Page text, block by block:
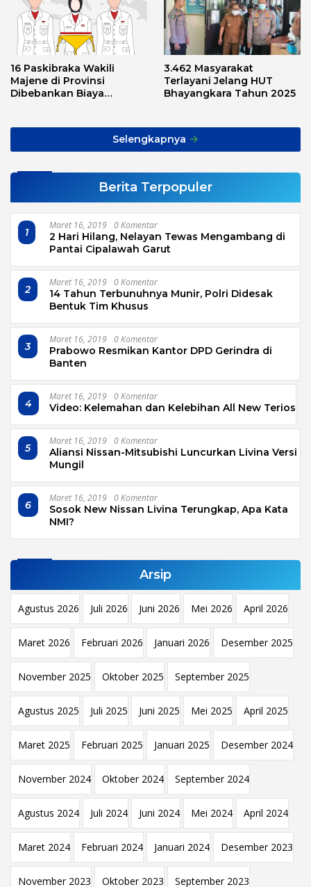
16 Paskibraka Wakili
Majene di Provinsi
Dibebankan Biaya
3.462 Masyarakat
Terlayani Jelang HUT
Bhayangkara Tahun 2025
Selengkapnya
Berita Terpopuler
1
Maret 16, 2019 0 Komentar
2 Hari Hilang, Nelayan Tewas Mengambang di
Pantai Cipalawah Garut
2
Maret 16, 2019 0 Komentar
14 Tahun Terbunuhnya Munir, Polri Didesak
Bentuk Tim Khusus
3
Maret 16, 2019 0 Komentar
Prabowo Resmikan Kantor DPD Gerindra di
Banten
4
Maret 16, 2019 0 Komentar
Video: Kelemahan dan Kelebihan All New Terios
5
Maret 16, 2019 0 Komentar
Aliansi Nissan-Mitsubishi Luncurkan Livina Versi
Mungil
6
Maret 16, 2019 0 Komentar
Sosok New Nissan Livina Terungkap, Apa Kata
NMI?
Arsip
Agustus 2026 Juli 2026 Juni 2026 Mei 2026 April 2026
Maret 2026 Februari 2026 Januari 2026 Desember 2025
November 2025 Oktober 2025 September 2025
Agustus 2025 Juli 2025 Juni 2025 Mei 2025 April 2025
Maret 2025 Februari 2025 Januari 2025 Desember 2024
November 2024 Oktober 2024 September 2024
Agustus 2024 Juli 2024 Juni 2024 Mei 2024 April 2024
Maret 2024 Februari 2024 Januari 2024 Desember 2023
November 2023 Oktober 2023 September 2023